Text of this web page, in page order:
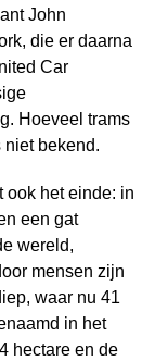
John
die er daarna
Car
Hoeveel trams
bekend.
ook het einde: in
een gat
wereld,
mensen zijn
waar nu 41
in het
hectare en de